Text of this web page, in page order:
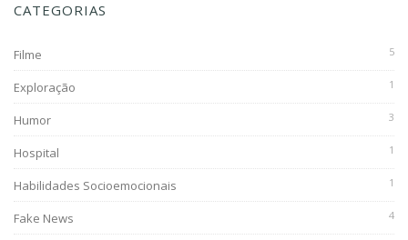
CATEGORIAS
Filme 5
Exploração 1
Humor 3
Hospital 1
Habilidades Socioemocionais 1
Fake News 4